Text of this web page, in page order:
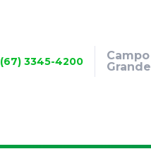
(67) 3345-4200
Campo
Grande